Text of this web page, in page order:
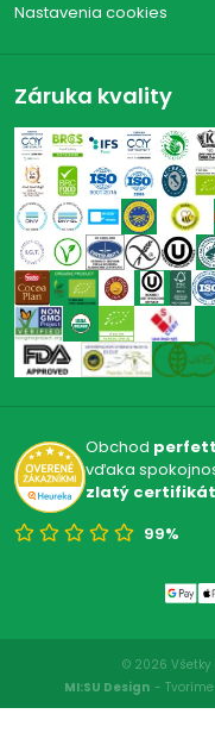
Nastavenia cookies
Záruka kvality
Obchod
vďaka
zlatý certifikát
99%
© 2026 Všetky
MI:SU Design -